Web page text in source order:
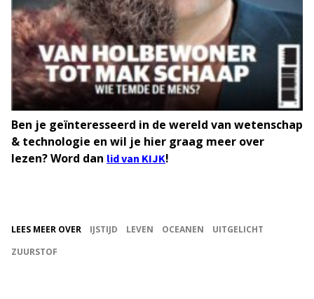
Ben je geïnteresseerd in de wereld van wetenschap
& technologie en wil je hier graag meer over
lezen? Word dan lid van KIJK!
LEES MEER OVER IJSTIJD LEVEN OCEANEN
UITGELICHT
ZUURSTOF